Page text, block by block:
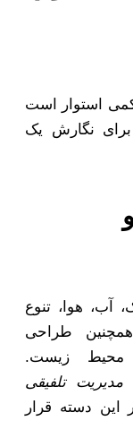
استوار است
نگارش یک
آب، هوا، تنوع
طراحی
محیط زیست.
مدیریت تلفیقی
این دسته قرار